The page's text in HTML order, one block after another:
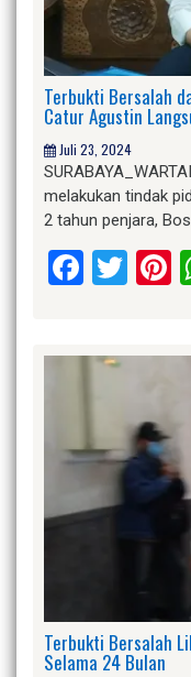
Terbukti Bersalah
Catur Agustin
Juli 23, 2024
melakukan tindak
2 tahun penjara,
Terbukti Bersalah
Selama 24 Bulan